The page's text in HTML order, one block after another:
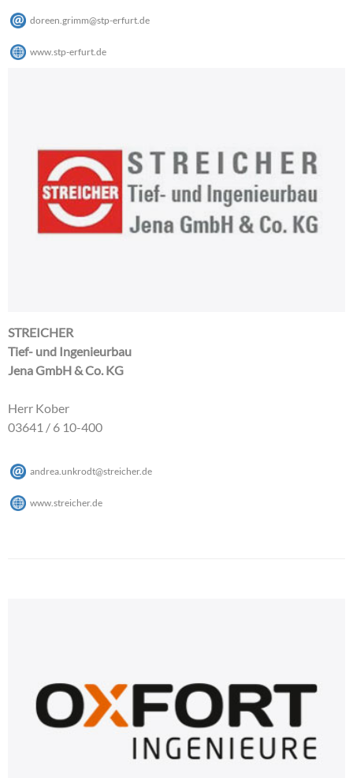
doreen.grimm@stp-erfurt de
www.stp-erfurt.de
STREICHER
Tief- und Ingenieurbau
Jena GmbH & Co. KG
Herr Kober
03641 / 6 10-400
andrea.unkrodt@streicher.de
www.streicher.de